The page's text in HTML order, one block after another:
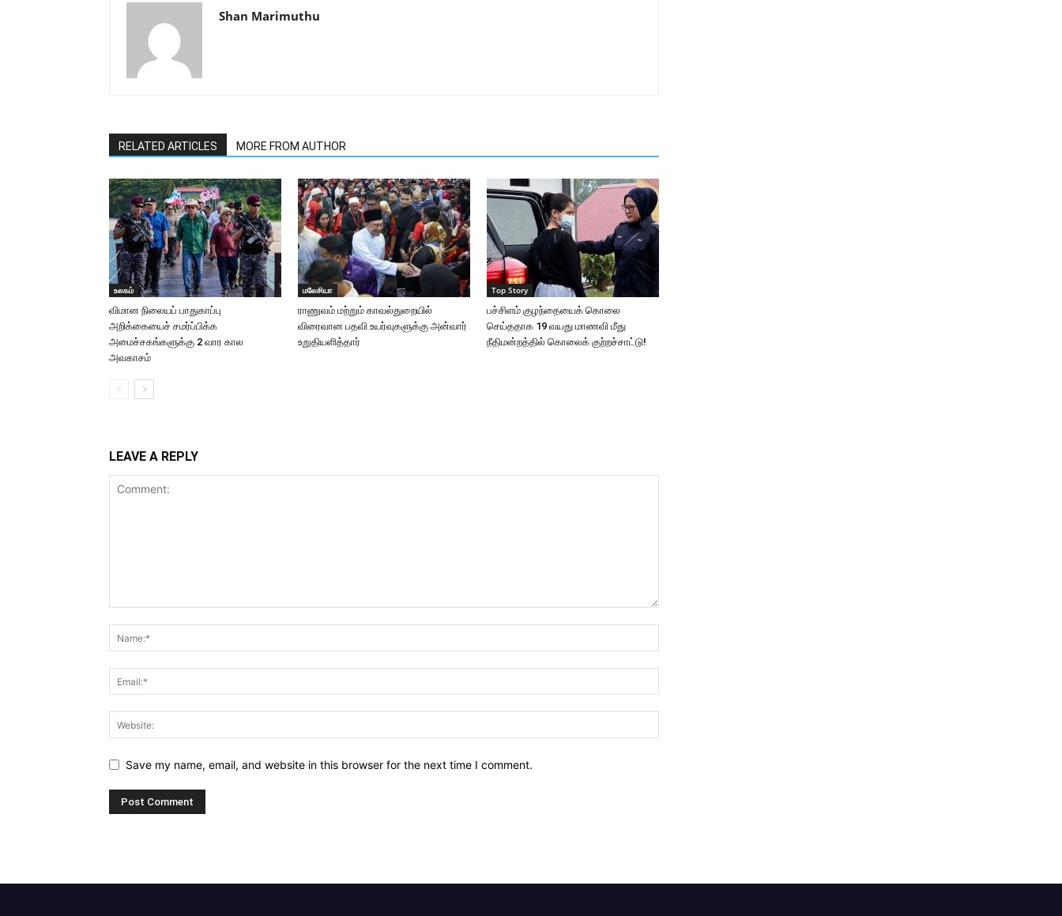
Shan Marimuthu
RELATED ARTICLES MORE FROM AUTHOR
உலகம்
விமான நிலையப் பாதுகாப்பு
அறிக்கையைச் சமர்ப்பிக்க
அமைச்சகங்களுக்கு 2 வார கால
அவகாசம்
மலேசியா
ராணுவம் மற்றும் காவல்துறையில்
விரைவான பதவி உயர்வுகளுக்கு அன்வார்
உறுதியளித்தார்
Top Story
பச்சிளம் குழந்தையைக் கொலை
செய்ததாக 19 வயது மாணவி மீது
நீதிமன்றத்தில் கொலைக் குற்றச்சாட்டு!
LEAVE A REPLY
Save my name, email, and website in this browser for the next time I comment.